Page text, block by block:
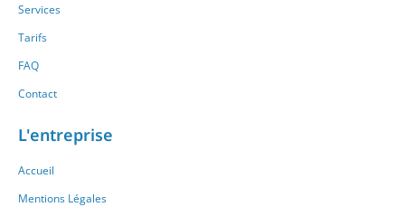
Services
Tarifs
FAQ
Contact
L'entreprise
Accueil
Mentions Légales